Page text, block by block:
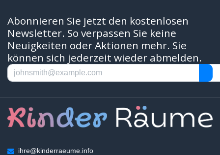
Abonnieren Sie jetzt den kostenlosen
Newsletter. So verpassen Sie keine
Neuigkeiten oder Aktionen mehr. Sie
können sich jederzeit wieder abmelden.
ihre@kinderraeume.info